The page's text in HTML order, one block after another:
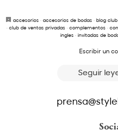
accesorios · accesorios de bodas · blog
· club de ventas privadas · complementos ·
ingles· invitadas de
Escribir un
Seguir